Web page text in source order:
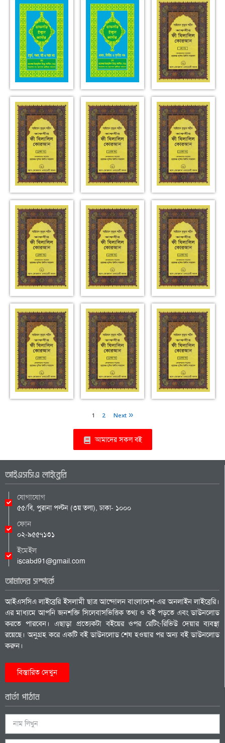
1 2 Next »
আমাদের সকল বই
আইএসসিএ লাইব্রেরি
যোগাযোগ
৫৫/বি, পুরানা পল্টন (৩য় তলা), ঢাকা- ১০০০
ফোন
০২-৯৫৫৭১৩১
ইমেইল
iscabd91@gmail.com
আমাদের সম্পর্কে
আইএসসিএ লাইব্রেরি ইসলামী ছাত্র আন্দোলন বাংলাদেশ-এর অনলাইন লাইব্রেরি।
এর মাধ্যমে আপনি জনশক্তি সিলেবাসভিত্তিক তথ্য ও বই পড়তে এবং ডাউনলোড
করতে পারবেন। এছাড়া প্রত্যেকটা বইয়ের ওপর রেটিং-রিভিউ দেয়ার ব্যবস্থা
রয়েছে। অনুগ্রহ করে একটি বই ডাউনলোড শেষ হওয়ার পর অন্য বই ডাউনলোড
করুন।
বিস্তারিত দেখুন
বার্তা পাঠান